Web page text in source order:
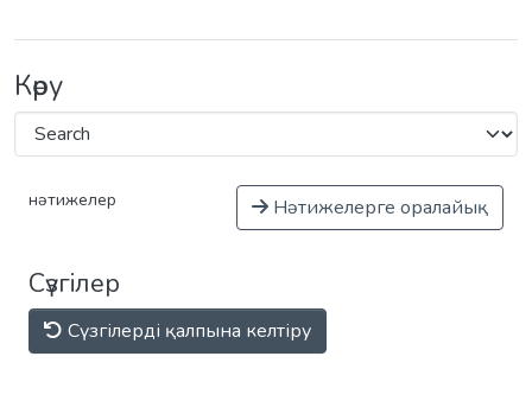
Көру
нәтижелер Нәтижелерге оралайық
Сүзгілер
Сүзгілерді қалпына келтіру